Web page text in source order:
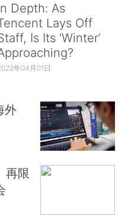
Depth: As
Lays Off
Is Its ‘Winter’
年04月01日
外
再限